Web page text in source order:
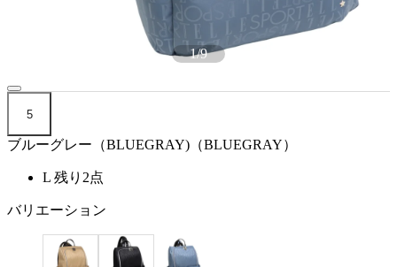
1/9
5
ブルーグレー（BLUEGRAY)（BLUEGRAY）
L 残り2点
バリエーション